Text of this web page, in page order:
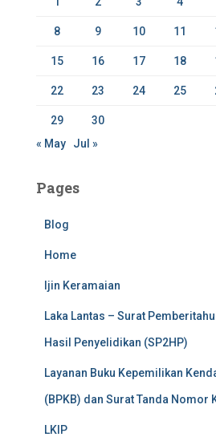
8 9 10 11
15 16 17 18
22 23 24 25
29
30
« May
Jul »
Pages
Blog
Home
Ijin Keramaian
Laka Lantas – Surat
Hasil Penyelidikan (SP2HP)
Layanan Buku Kepemilikan
(BPKB) dan Surat Tanda Nomor
LKIP